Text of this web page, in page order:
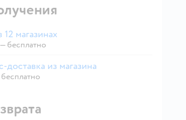
доставки.
12 магазинах
бесплатно
магазина
доставка из магазина
бесплатно